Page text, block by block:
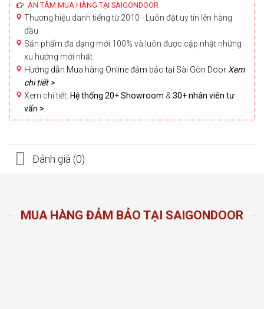
AN TÂM MUA HÀNG TẠI SAIGONDOOR
Thương hiệu danh tiếng từ 2010 - Luôn đặt uy tín lên hàng
đầu
Sản phẩm đa dạng mới 100% và luôn được cập nhật những
xu hướng mới nhất
Hướng dẫn Mua hàng Online đảm bảo tại Sài Gòn Door Xem
chi tiết >
Xem chi tiết: Hệ thống 20+ Showroom & 30+ nhân viên tư
vấn >
Đánh giá (0)
MUA HÀNG ĐẢM BẢO TẠI SAIGONDOOR